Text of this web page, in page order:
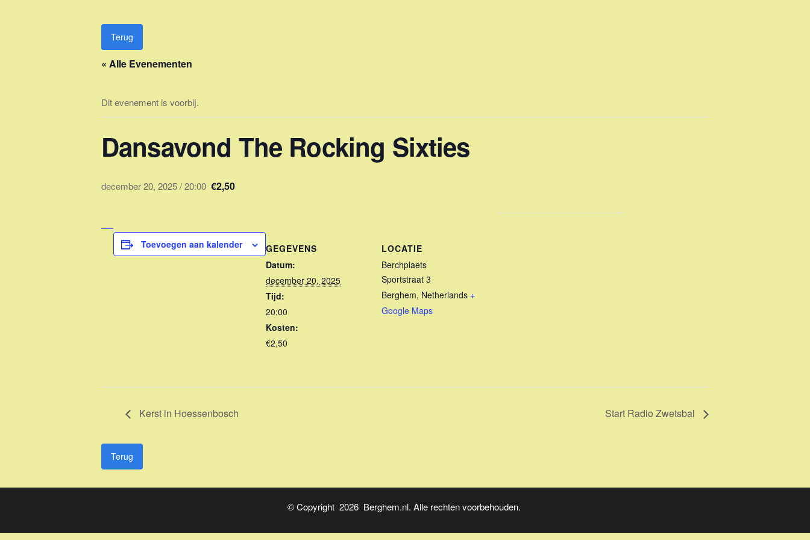
Terug
« Alle Evenementen
Dit evenement is voorbij.
Dansavond The Rocking Sixties
december 20, 2025 / 20:00 €2,50
Toevoegen aan kalender
GEGEVENS
Datum:
december 20, 2025
Tijd:
20:00
Kosten:
€2,50
LOCATIE
Berchplaets
Sportstraat 3
Berghem, Netherlands +
Google Maps
Kerst in Hoessenbosch Start Radio Zwetsbal
Terug
© Copyright 2026 Berghem.nl. Alle rechten voorbehouden.